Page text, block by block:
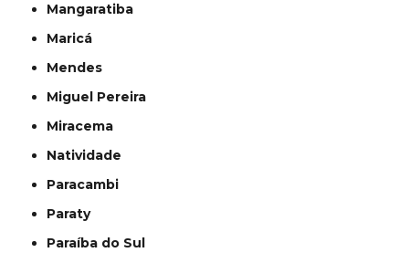
Mangaratiba
Maricá
Mendes
Miguel Pereira
Miracema
Natividade
Paracambi
Paraty
Paraíba do Sul